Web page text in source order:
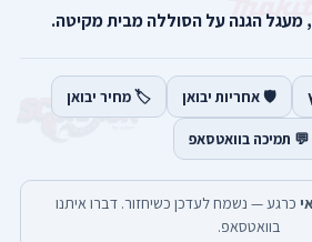
🛡️ אחריות יבואן 🏷️ מחיר יבואן
💬 תמיכה בוואטסאפ
כרגע — נשמח לעדכן כשיחזור. דברו איתנו
בוואטסאפ.